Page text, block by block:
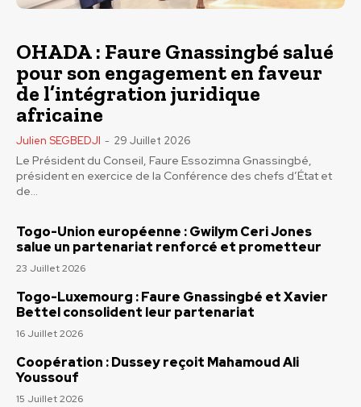
OHADA : Faure Gnassingbé salué
pour son engagement en faveur
de l’intégration juridique
africaine
Julien SEGBEDJI - 29 Juillet 2026
Le Président du Conseil, Faure Essozimna Gnassingbé,
président en exercice de la Conférence des chefs d’État et
de...
Togo-Union européenne : Gwilym Ceri Jones
salue un partenariat renforcé et prometteur
23 Juillet 2026
Togo-Luxemourg : Faure Gnassingbé et Xavier
Bettel consolident leur partenariat
16 Juillet 2026
Coopération : Dussey reçoit Mahamoud Ali
Youssouf
15 Juillet 2026